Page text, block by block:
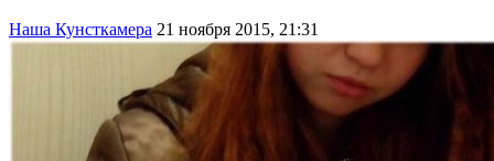
Наша Кунсткамера 21 ноября 2015, 21:31